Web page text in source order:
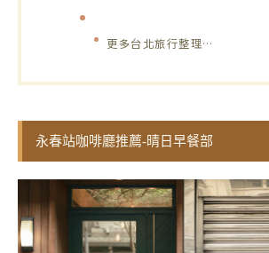
更多台北旅行整理…
永春站咖啡廳推薦-晴日早餐部